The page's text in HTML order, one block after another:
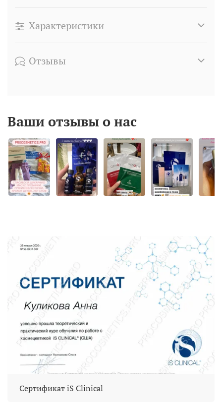
Характеристики
Отзывы
Ваши отзывы о нас
Сертификат iS Clinical